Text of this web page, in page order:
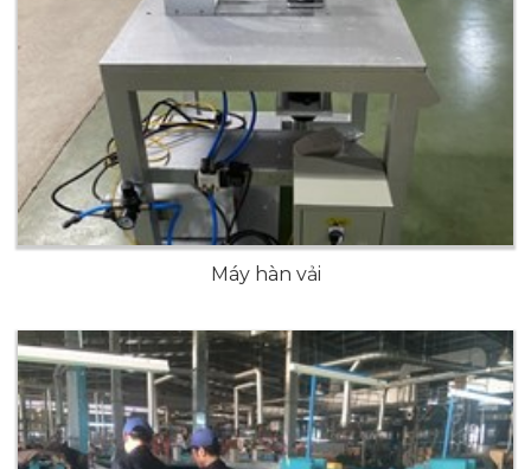
Máy hàn vải